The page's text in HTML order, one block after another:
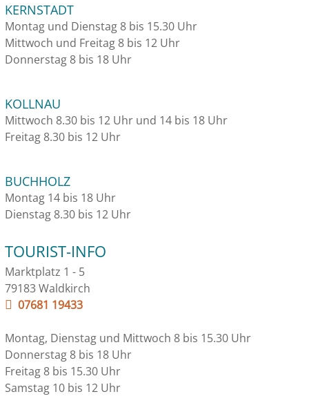
KERNSTADT
Montag und Dienstag 8 bis 15.30 Uhr
Mittwoch und Freitag 8 bis 12 Uhr
Donnerstag 8 bis 18 Uhr
KOLLNAU
Mittwoch 8.30 bis 12 Uhr und 14 bis 18 Uhr
Freitag 8.30 bis 12 Uhr
BUCHHOLZ
Montag 14 bis 18 Uhr
Dienstag 8.30 bis 12 Uhr
TOURIST-INFO
Marktplatz 1 - 5
79183 Waldkirch
07681 19433
Montag, Dienstag und Mittwoch 8 bis 15.30 Uhr
Donnerstag 8 bis 18 Uhr
Freitag 8 bis 15.30 Uhr
Samstag 10 bis 12 Uhr